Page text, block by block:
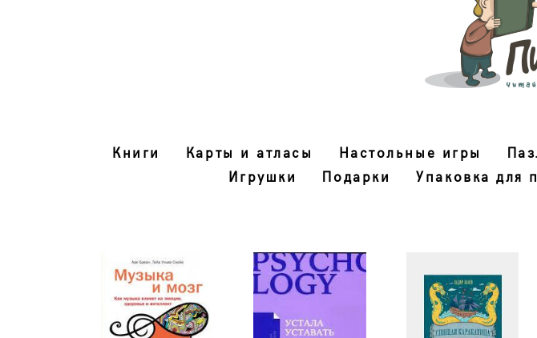
Книги Карты и атласы Настольные игры
Игрушки
Подарки Упаковка для